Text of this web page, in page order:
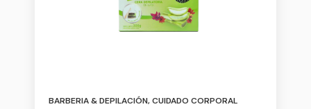
BARBERIA & DEPILACIÓN,CUIDADO CORPORAL